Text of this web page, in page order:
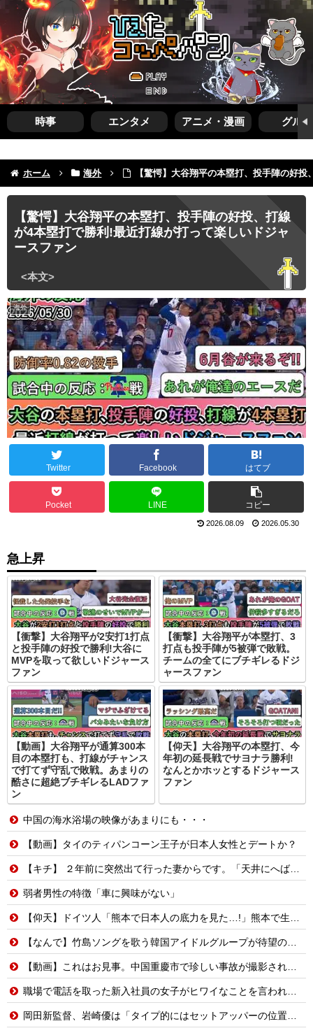
時事 エンタメ アニメ・漫画 グルメ
ホーム 海外 【驚愕】大谷翔平の本塁打、投手陣の好
【驚愕】大谷翔平の本塁打、投手陣の好投、打線
が4本塁打で勝利!最近打線が打って楽しいドジャ
ースファン
海外
Twitter Facebook はてブ
Pocket LINE コピー
2026.08.09 2026.05.30
急上昇
【衝撃】大谷翔平が2安打1打点
と投手陣の好投で勝利!大谷に
MVPを取って欲しいドジャース
ファン
【衝撃】大谷翔平が本塁打、3
打点も投手陣が5被弾で敗戦。
チームの全てにブチギレるドジ
ャースファン
【動画】大谷翔平が通算300本
目の本塁打も、打線がチャンス
で打てず守乱で敗戦。あまりの
酷さに超絶ブチギレるLADファ
ン
【仰天】大谷翔平の本塁打、今
年初の延長戦でサヨナラ勝利!
なんとかホッとするドジャース
ファン
中国の海水浴場の映像があまりにも・・・
【動画】タイのティパンコーン王子が日本人女性とデートか？
【キチ】 ２年前に突然出て行った妻からです。「天井にへばりついてニタニタ笑ってないで出て行って！」【怖】
弱者男性の特徴「車に興味がない」
【仰天】ドイツ人「熊本で日本人の底力を見た…!」熊本で生まれて初めて震度7の大地震を経験したドイツ人。直後、日本人たちの行動に衝撃を受けてしまう…
【なんで】竹島ソングを歌う韓国アイドルグループが待望の日本デビュー
【動画】これはお見事。中国重慶市で珍しい事故が撮影される。
職場で電話を取った新入社員の女子がヒワイなことを言われてショックを受けたことがあった
岡田新監督、岩崎優は「タイプ的にはセットアッパーの位置が一番合うてる」←おーん